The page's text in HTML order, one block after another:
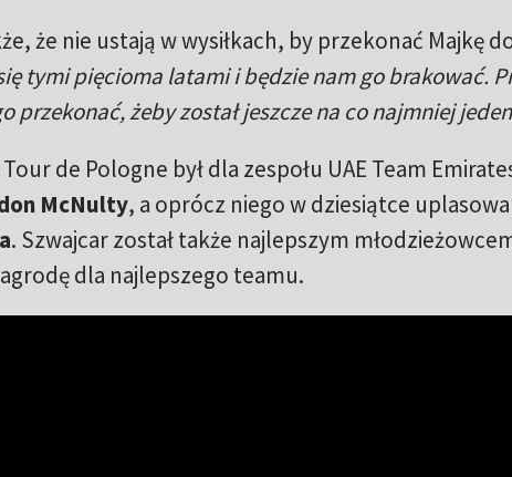
że nie ustają w wysiłkach, by przekonać Majkę
tymi pięcioma latami i będzie nam go brakować.
przekonać, żeby został jeszcze na co najmniej
de Pologne był dla zespołu UAE Team
McNulty, a oprócz niego w dziesiątce
. Szwajcar został także najlepszym
dla najlepszego teamu.